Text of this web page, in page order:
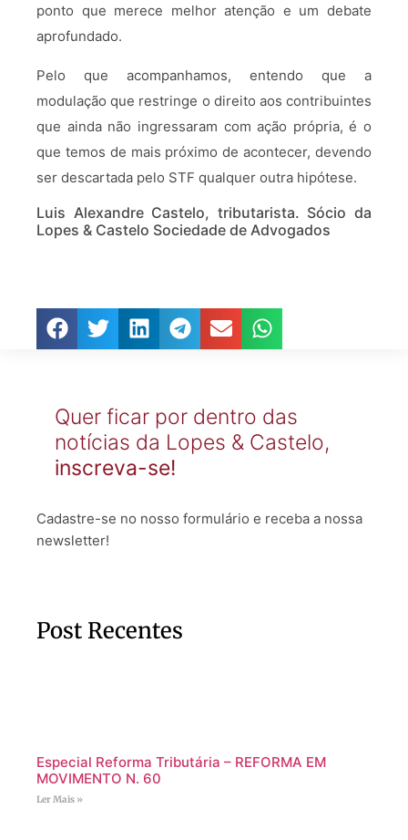
ponto que merece melhor atenção e um debate
aprofundado.
Pelo que acompanhamos, entendo que a
modulação que restringe o direito aos contribuintes
que ainda não ingressaram com ação própria, é o
que temos de mais próximo de acontecer, devendo
ser descartada pelo STF qualquer outra hipótese.
Luis Alexandre Castelo, tributarista. Sócio da
Lopes & Castelo Sociedade de Advogados
Quer ficar por dentro das
notícias da Lopes & Castelo,
inscreva-se!
Cadastre-se no nosso formulário e receba a nossa
newsletter!
Post Recentes
Especial Reforma Tributária – REFORMA EM
MOVIMENTO N. 60
Ler Mais »